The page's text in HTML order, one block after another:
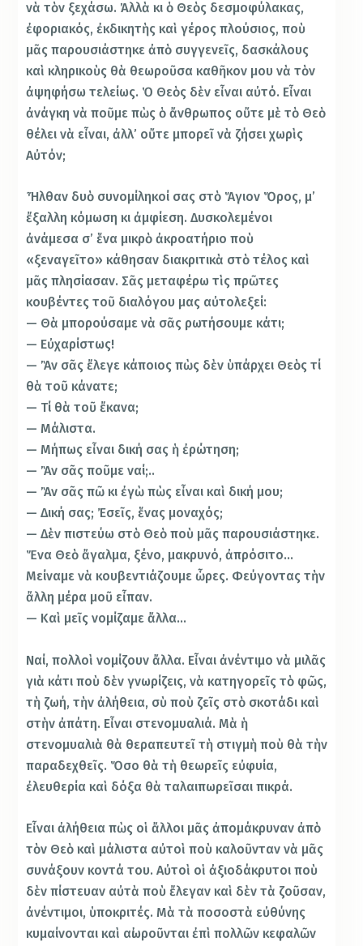
νὰ τὸν ξεχάσω. Ἀλλὰ κι ὁ Θεὸς δεσμοφύλακας,
ἐφοριακός, ἐκδικητὴς καὶ γέρος πλούσιος, ποὺ
μᾶς παρουσιάστηκε ἀπὸ συγγενεῖς, δασκάλους
καὶ κληρικοὺς θὰ θεωροῦσα καθῆκον μου νὰ τὸν
ἀψηφήσω τελείως. Ὁ Θεὸς δὲν εἶναι αὐτό. Εἶναι
ἀνάγκη νὰ ποῦμε πὼς ὁ ἄνθρωπος οὔτε μὲ τὸ Θεὸ
θέλει νὰ εἶναι, ἀλλ’ οὔτε μπορεῖ νὰ ζήσει χωρὶς
Αὐτόν;
Ἦλθαν δυὸ συνομίληκοί σας στὸ Ἅγιον Ὅρος, μ’
ἔξαλλη κόμωση κι ἀμφίεση. Δυσκολεμένοι
ἀνάμεσα σ’ ἕνα μικρὸ ἀκροατήριο ποὺ
«ξεναγεῖτο» κάθησαν διακριτικὰ στὸ τέλος καὶ
μᾶς πλησίασαν. Σᾶς μεταφέρω τὶς πρῶτες
κουβέντες τοῦ διαλόγου μας αὐτολεξεί:
— Θὰ μπορούσαμε νὰ σᾶς ρωτήσουμε κάτι;
— Εὐχαρίστως!
— Ἂν σᾶς ἔλεγε κάποιος πὼς δὲν ὑπάρχει Θεὸς τί
θὰ τοῦ κάνατε;
— Τί θὰ τοῦ ἔκανα;
— Μάλιστα.
— Μήπως εἶναι δική σας ἡ ἐρώτηση;
— Ἂν σᾶς ποῦμε ναί;..
— Ἂν σᾶς πῶ κι ἐγὼ πὼς εἶναι καὶ δική μου;
— Δική σας; Ἐσεῖς, ἕνας μοναχός;
— Δὲν πιστεύω στὸ Θεὸ ποὺ μᾶς παρουσιάστηκε.
Ἕνα Θεὸ ἄγαλμα, ξένο, μακρυνό, ἀπρόσιτο…
Μείναμε νὰ κουβεντιάζουμε ὧρες. Φεύγοντας τὴν
ἄλλη μέρα μοῦ εἶπαν.
— Καὶ μεῖς νομίζαμε ἄλλα…
Ναί, πολλοὶ νομίζουν ἄλλα. Εἶναι ἀνέντιμο νὰ μιλᾶς
γιὰ κάτι ποὺ δὲν γνωρίζεις, νὰ κατηγορεῖς τὸ φῶς,
τὴ ζωή, τὴν ἀλήθεια, σὺ ποὺ ζεῖς στὸ σκοτάδι καὶ
στὴν ἀπάτη. Εἶναι στενομυαλιά. Μὰ ἡ
στενομυαλιὰ θὰ θεραπευτεῖ τὴ στιγμὴ ποὺ θὰ τὴν
παραδεχθεῖς. Ὅσο θὰ τὴ θεωρεῖς εὐφυία,
ἐλευθερία καὶ δόξα θὰ ταλαιπωρεῖσαι πικρά.
Εἶναι ἀλήθεια πὼς οἱ ἄλλοι μᾶς ἀπομάκρυναν ἀπὸ
τὸν Θεὸ καὶ μάλιστα αὐτοὶ ποὺ καλοῦνταν νὰ μᾶς
συνάξουν κοντά του. Αὐτοὶ οἱ ἀξιοδάκρυτοι ποὺ
δὲν πίστευαν αὐτὰ ποὺ ἔλεγαν καὶ δὲν τὰ ζοῦσαν,
ἀνέντιμοι, ὑποκριτές. Μὰ τὰ ποσοστὰ εὐθύνης
κυμαίνονται καὶ αἰωροῦνται ἐπὶ πολλῶν κεφαλῶν